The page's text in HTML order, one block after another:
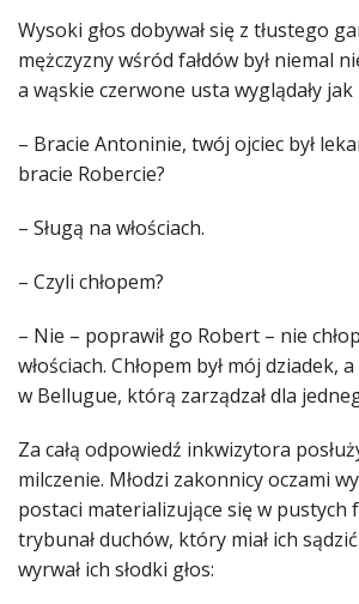
Wysoki głos dobywał się z tłustego
mężczyzny wśród fałdów był niemal
a wąskie czerwone usta wyglądały
– Bracie Antoninie, twój ojciec był
bracie Robercie?
– Sługą na włościach.
– Czyli chłopem?
– Nie – poprawił go Robert – nie
włościach. Chłopem był mój dziadek,
w Bellugue, którą zarządzał dla
Za całą odpowiedź inkwizytora
milczenie. Młodzi zakonnicy oczami
postaci materializujące się w pustych
trybunał duchów, który miał ich
wyrwał ich słodki głos: